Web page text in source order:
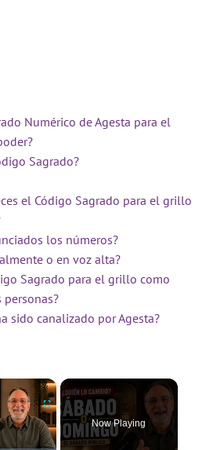
Numérico de Agesta para el
Sagrado?
el Código Sagrado para el grillo
los números?
o en voz alta?
Sagrado para el grillo como
sido canalizado por Agesta?
×
Now Playing